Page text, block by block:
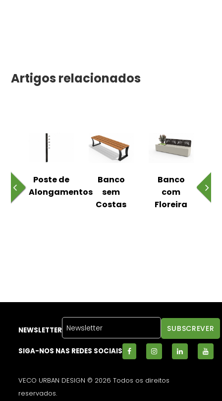
Artigos relacionados
Poste de
Alongamentos
Banco
sem
Costas
Banco
com
Floreira
NEWSLETTER
SIGA-NOS NAS REDES SOCIAIS
VECO URBAN DESIGN © 2026 Todos os direitos
reservados.